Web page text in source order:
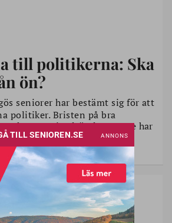
till politikerna: Ska
ön?
seniorer har bestämt sig för att
politiker. Bristen på bra
måste upp i valrörelsen. – De har
grövsta, säger SPF
Markstedt.